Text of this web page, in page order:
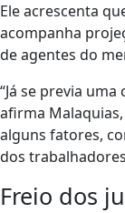
Ele acrescenta
acompanha
de agentes do
“Já se previa
afirma
alguns fatores,
dos
Freio dos